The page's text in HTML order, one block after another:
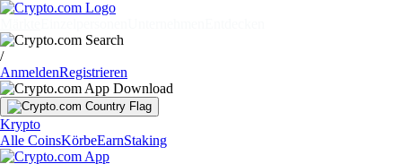
/
AnmeldenRegistrieren
Krypto
Alle CoinsKörbeEarnStaking